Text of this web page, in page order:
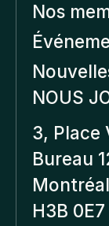
Nos
NOUS
3, Place
Bureau
H3B 0E7